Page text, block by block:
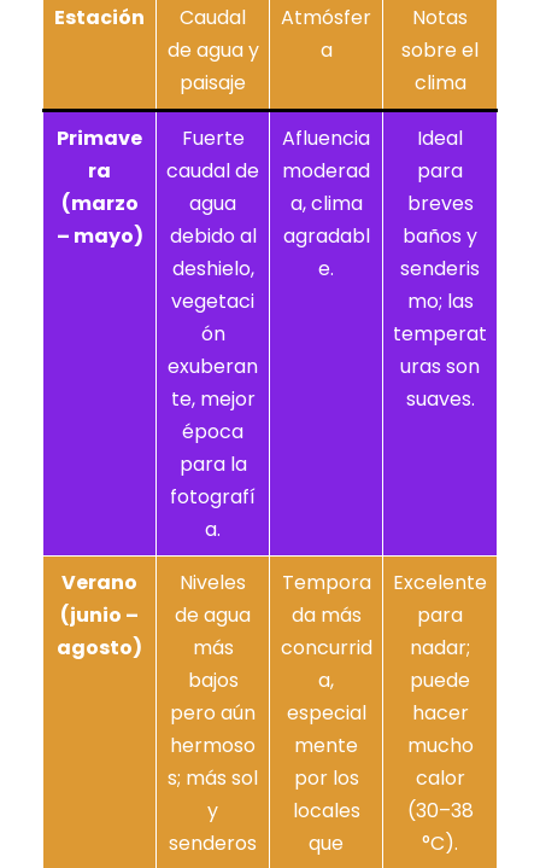
Estación
Caudal
de agua y
paisaje
Atmósfer
a
Notas
sobre el
clima
Primave
ra
(marzo
– mayo)
Fuerte
caudal de
agua
debido al
deshielo,
vegetaci
ón
exuberan
te, mejor
época
para la
fotografí
a.
Afluencia
moderad
a, clima
agradabl
e.
Ideal
para
breves
baños y
senderis
mo; las
temperat
uras son
suaves.
Verano
(junio –
agosto)
Niveles
de agua
más
bajos
pero aún
hermoso
s; más sol
y
senderos
Tempora
da más
concurrid
a,
especial
mente
por los
locales
que
Excelente
para
nadar;
puede
hacer
mucho
calor
(30–38
°C).